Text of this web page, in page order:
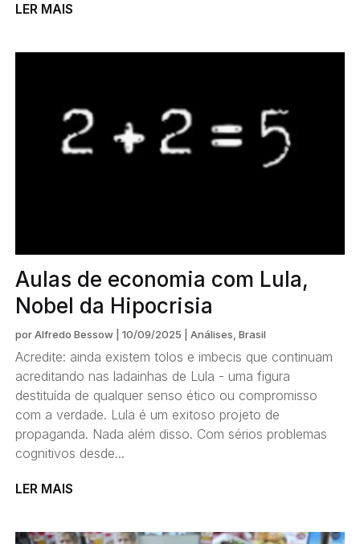
LER MAIS
Aulas de economia com Lula,
Nobel da Hipocrisia
porAlfredo Bessow 10/09/2025 Análises, Brasil
Acredite: ainda existem tolos e imbecis que continuam
acreditando nas ladainhas de Lula - uma figura
destituída de qualquer senso ético ou compromisso
com a verdade. Lula é um exitoso projeto de
propaganda. Nada além disso. Com sérios problemas
cognitivos desde...
LER MAIS